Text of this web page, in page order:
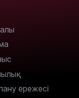
ережесі